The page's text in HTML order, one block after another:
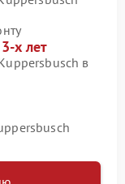
х лет
в